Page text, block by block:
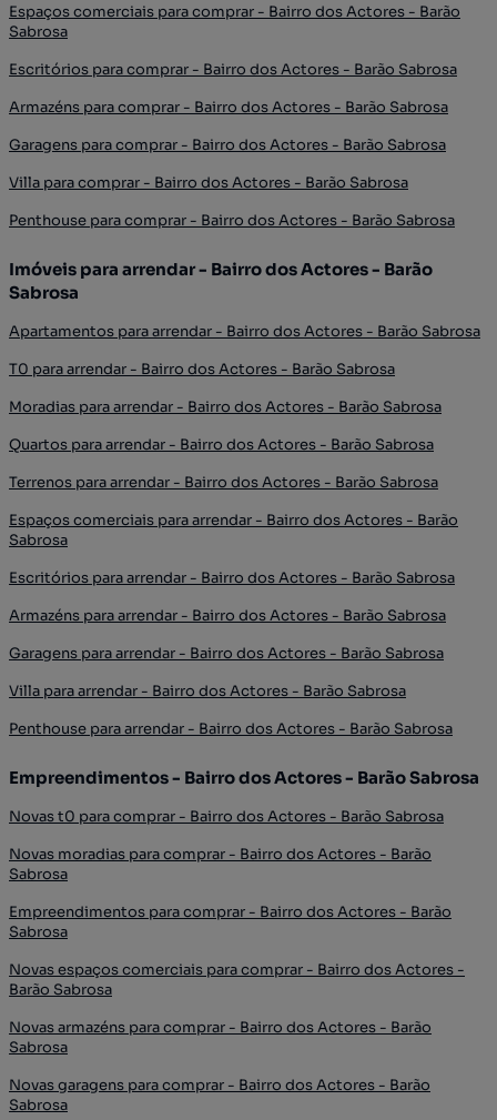
Espaços comerciais para comprar - Bairro dos Actores - Barão
Sabrosa
Escritórios para comprar - Bairro dos Actores - Barão Sabrosa
Armazéns para comprar - Bairro dos Actores - Barão Sabrosa
Garagens para comprar - Bairro dos Actores - Barão Sabrosa
Villa para comprar - Bairro dos Actores - Barão Sabrosa
Penthouse para comprar - Bairro dos Actores - Barão Sabrosa
Imóveis para arrendar - Bairro dos Actores - Barão
Sabrosa
Apartamentos para arrendar - Bairro dos Actores - Barão Sabrosa
T0 para arrendar - Bairro dos Actores - Barão Sabrosa
Moradias para arrendar - Bairro dos Actores - Barão Sabrosa
Quartos para arrendar - Bairro dos Actores - Barão Sabrosa
Terrenos para arrendar - Bairro dos Actores - Barão Sabrosa
Espaços comerciais para arrendar - Bairro dos Actores - Barão
Sabrosa
Escritórios para arrendar - Bairro dos Actores - Barão Sabrosa
Armazéns para arrendar - Bairro dos Actores - Barão Sabrosa
Garagens para arrendar - Bairro dos Actores - Barão Sabrosa
Villa para arrendar - Bairro dos Actores - Barão Sabrosa
Penthouse para arrendar - Bairro dos Actores - Barão Sabrosa
Empreendimentos - Bairro dos Actores - Barão Sabrosa
Novas t0 para comprar - Bairro dos Actores - Barão Sabrosa
Novas moradias para comprar - Bairro dos Actores - Barão
Sabrosa
Empreendimentos para comprar - Bairro dos Actores - Barão
Sabrosa
Novas espaços comerciais para comprar - Bairro dos Actores -
Barão Sabrosa
Novas armazéns para comprar - Bairro dos Actores - Barão
Sabrosa
Novas garagens para comprar - Bairro dos Actores - Barão
Sabrosa